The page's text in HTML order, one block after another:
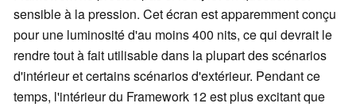
sensible à la pression. Cet écran est apparemment conçu
pour une luminosité d'au moins 400 nits, ce qui devrait le
rendre tout à fait utilisable dans la plupart des scénarios
d'intérieur et certains scénarios d'extérieur. Pendant ce
temps, l'intérieur du Framework 12 est plus excitant que